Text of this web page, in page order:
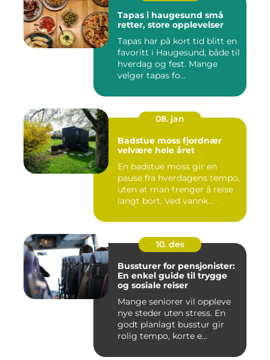
Tapas i haugesund små
retter, store opplevelser
Tapas har på kort tid blitt en
favoritt i Haugesund, både til
hverdag og fest. Mange
velger tapas fo...
08. jan
Badstue moss fjordnær
velvære hele året
En badstue moss gir en
pause fra hverdagens tempo,
uten at man trenger å reise
langt bort. Ved vannk...
10. des
Bussturer for pensjonister:
En enkel guide til trygge
og sosiale reiser
Mange seniorer vil oppleve
nye steder uten stress. En
godt planlagt busstur gir
rolig tempo, korte e...